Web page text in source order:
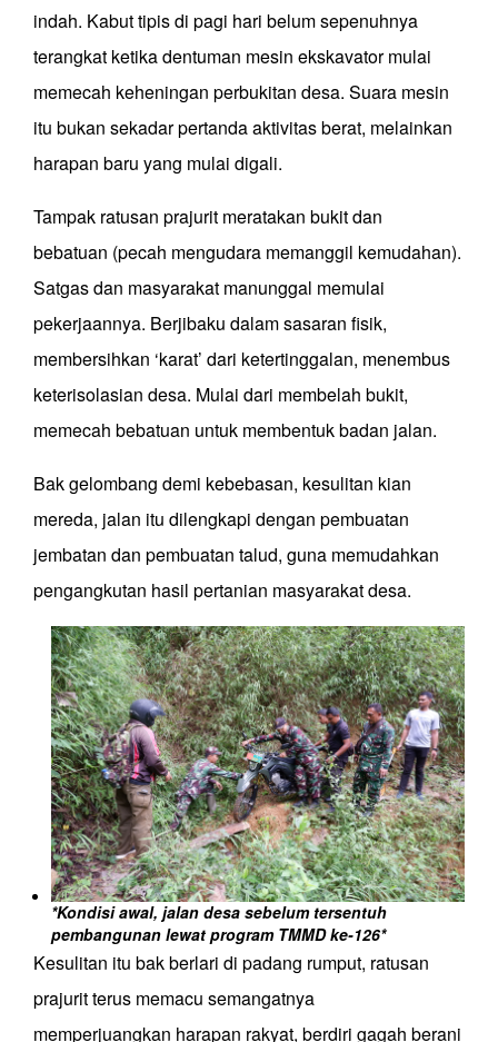
indah. Kabut tipis di pagi hari belum sepenuhnya
terangkat ketika dentuman mesin ekskavator mulai
memecah keheningan perbukitan desa. Suara mesin
itu bukan sekadar pertanda aktivitas berat, melainkan
harapan baru yang mulai digali.
Tampak ratusan prajurit meratakan bukit dan
bebatuan (pecah mengudara memanggil kemudahan).
Satgas dan masyarakat manunggal memulai
pekerjaannya. Berjibaku dalam sasaran fisik,
membersihkan ‘karat’ dari ketertinggalan, menembus
keterisolasian desa. Mulai dari membelah bukit,
memecah bebatuan untuk membentuk badan jalan.
Bak gelombang demi kebebasan, kesulitan kian
mereda, jalan itu dilengkapi dengan pembuatan
jembatan dan pembuatan talud, guna memudahkan
pengangkutan hasil pertanian masyarakat desa.
*Kondisi awal, jalan desa sebelum tersentuh
pembangunan lewat program TMMD ke-126*
Kesulitan itu bak berlari di padang rumput, ratusan
prajurit terus memacu semangatnya
memperjuangkan harapan rakyat, berdiri gagah berani